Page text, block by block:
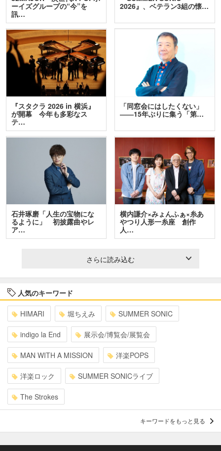
ーイズグループの“今”を
訊…
2026』、ベテラン3組の懐…
『スタクラ 2026 in 横浜』
が開幕 今年も多彩なス
テ…
「同窓会にはしたくない」
――15年ぶりに集う「第…
石井琢磨「人生の宝物にな
るように」 初披露曲やレ
ア…
横内謙介×みょんふぁ×糸あ
やつり人形一糸座 創作
人…
さらに読み込む
人気のキーワード
HIMARI 堀ちえみ SUMMER SONIC
indigo la End 展示会/博覧会/展覧会
MAN WITH A MISSION 洋楽POPS
洋楽ロック SUMMER SONICライブ
The Strokes
キーワードをもっと見る